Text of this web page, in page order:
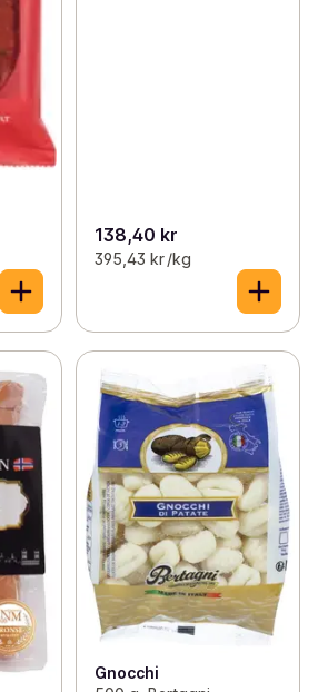
138,40 kr
395,43 kr /kg
Gnocchi